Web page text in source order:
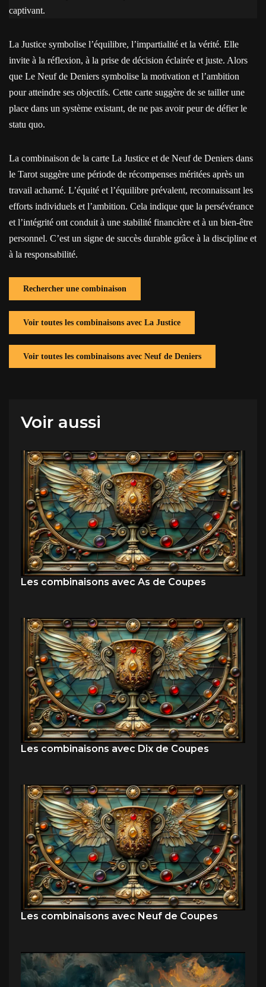
captivant.
La Justice symbolise l’équilibre, l’impartialité et la vérité. Elle
invite à la réflexion, à la prise de décision éclairée et juste. Alors
que Le Neuf de Deniers symbolise la motivation et l’ambition
pour atteindre ses objectifs. Cette carte suggère de se tailler une
place dans un système existant, de ne pas avoir peur de défier le
statu quo.
La combinaison de la carte La Justice et de Neuf de Deniers dans
le Tarot suggère une période de récompenses méritées après un
travail acharné. L’équité et l’équilibre prévalent, reconnaissant les
efforts individuels et l’ambition. Cela indique que la persévérance
et l’intégrité ont conduit à une stabilité financière et à un bien-être
personnel. C’est un signe de succès durable grâce à la discipline et
à la responsabilité.
Rechercher une combinaison
Voir toutes les combinaisons avec La Justice
Voir toutes les combinaisons avec Neuf de Deniers
Voir aussi
Les combinaisons avec As de Coupes
Les combinaisons avec Dix de Coupes
Les combinaisons avec Neuf de Coupes